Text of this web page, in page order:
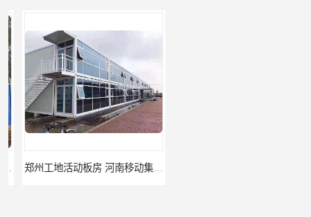
郑州工地活动板房 河南移动集装箱房厂家直销